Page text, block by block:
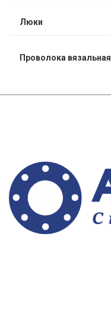
Люки
Проволока вязальная